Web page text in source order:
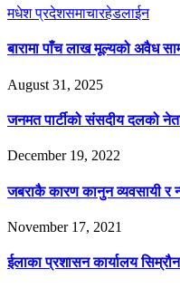
मधेश प्रदेशसमाचारहेडलाईन
बारामा पाँच लाख मूल्यको अवैध
August 31, 2025
जनमत पार्टीको संसदीय दलको
December 19, 2022
जबराकै कारण कानुन व्यवसायी र
November 17, 2021
ईलाका प्रशासन कार्यालय